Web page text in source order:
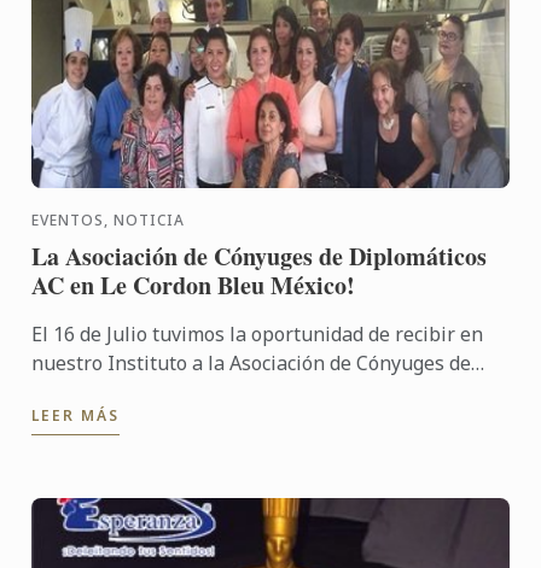
EVENTOS, NOTICIA
La Asociación de Cónyuges de Diplomáticos
AC en Le Cordon Bleu México!
El 16 de Julio tuvimos la oportunidad de recibir en
nuestro Instituto a la Asociación de Cónyuges de
demo!
LEER MÁS